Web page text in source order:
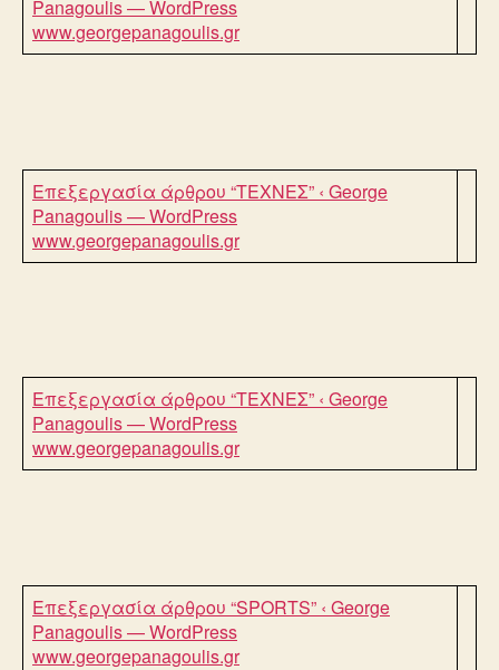
Panagoulis — WordPress
www.georgepanagoulis.gr
Επεξεργασία άρθρου “ΤΕΧΝΕΣ” ‹ George
Panagoulis — WordPress
www.georgepanagoulis.gr
Επεξεργασία άρθρου “ΤΕΧΝΕΣ” ‹ George
Panagoulis — WordPress
www.georgepanagoulis.gr
Επεξεργασία άρθρου “SPORTS” ‹ George
Panagoulis — WordPress
www.georgepanagoulis.gr